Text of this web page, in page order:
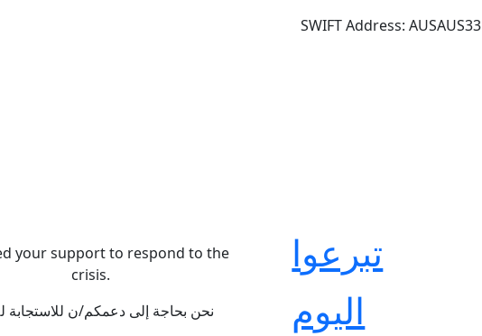
SWIFT Address: AUSAUS33
your support to respond to the
crisis.
نحن بحاجة إلى دعمكم/ن للاستجابة
تبرعوا
اليوم